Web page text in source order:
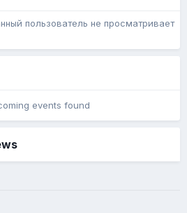
пользователь не просматривает
events found